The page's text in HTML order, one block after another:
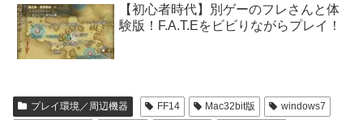
【初心者時代】別ゲーのフレさんと体
験版！F.A.T.Eをビビりながらプレイ！
プレイ環境／周辺機器 FF14 Mac32bit版
windows7